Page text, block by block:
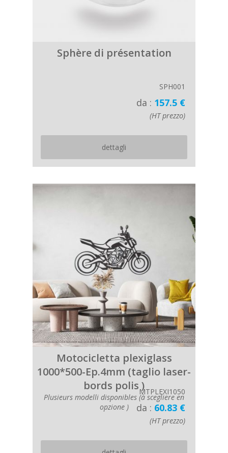
Sphère di présentation
SPH001
da : 157.5 €
(HT prezzo)
dettagli
Motocicletta plexiglass
1000*500-Ep.4mm (taglio laser-
bords polis )
Plusieurs modelli disponibles (à scegliere en
opzione )
MTPLEXI1050
da : 60.83 €
(HT prezzo)